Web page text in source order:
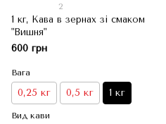
2
1 кг, Кава в зернах зі смаком
"Вишня"
600 грн
Вага
0,25 кг 0,5 кг 1 кг
Вид кави